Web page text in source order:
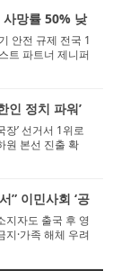
망률 50% 낮
안전 규제 전국 1
트 파트너 제니퍼
인 정치 파워’
장’ 선거서 1위로
원 본선 진출 확
” 이민사회 ‘공
지자도 출국 후 영
지·가족 해체 우려